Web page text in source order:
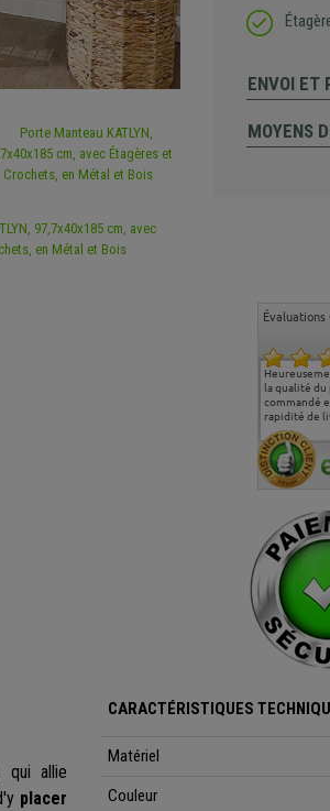
ENVOI ET
MOYENS
Évaluations
la qualité
commandé
rapidité de
qui allie
placer
CARACTÉRISTIQUES
Matériel
Couleur